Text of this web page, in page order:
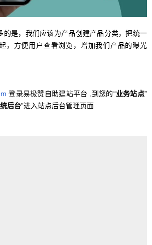
的是，我们应该为产品创建产品分类，把统一
，方便用户查看浏览，增加我们产品的曝光
登录易极赞自助建站平台 ,到您的“业务站点”
后台”进入站点后台管理页面